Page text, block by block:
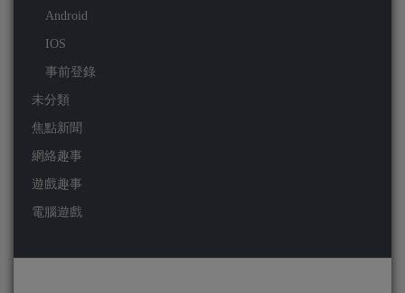
Android
IOS
事前登錄
未分類
焦點新聞
網絡趣事
遊戲趣事
電腦遊戲